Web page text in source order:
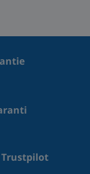
Trustpilot